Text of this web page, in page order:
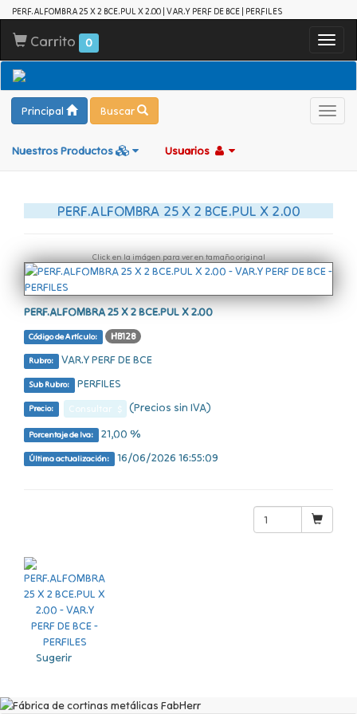
PERF.ALFOMBRA 25 X 2 BCE.PUL X 2.00 | VAR.Y PERF DE BCE | PERFILES
Carrito 0
Principal Buscar
Nuestros Productos Usuarios
PERF.ALFOMBRA 25 X 2 BCE.PUL X 2.00
Click en la imágen para ver en tamaño original
PERF.ALFOMBRA 25 X 2 BCE.PUL X 2.00
Código de Artículo: HB128
Rubro: VAR.Y PERF DE BCE
Sub Rubro: PERFILES
Precio: Consultar $ (Precios sin IVA)
Porcentaje de Iva: 21,00 %
Última actualización: 16/06/2026 16:55:09
Sugerir